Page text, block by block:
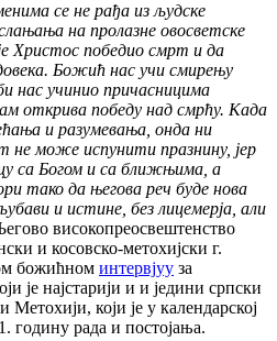
се не рађа из људске
на пролазне овосветске
Христос победио смрт и да
Божић нас учи смирењу
нас учинио причасницима
открива победу над смрћу. Када
и разумевања, онда ни
не може испунити празнину, јер
са Богом и са ближњима, а
тако да његова реч буде нова
и истине, без лицемерја, али
високопреосвештенство
и косовско-метохијски г.
божићном интервјуу за
је најстарији и и једини српски
који је у календарској
годину рада и постојања.